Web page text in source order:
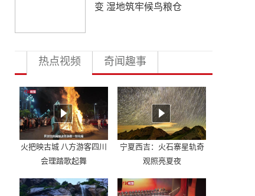
美国该清醒了
热点视频 奇闻趣事
火把映古城 八方游客四川
会理踏歌起舞
宁夏西吉：火石寨星轨奇
观照亮夏夜